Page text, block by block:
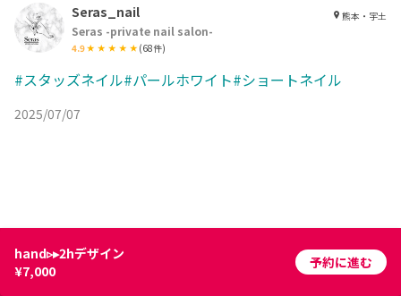
Seras_nail
Seras -private nail salon-
4.9 (68件)
熊本・宇土
#スタッズネイル#パールホワイト#ショートネイル
2025/07/07
hand▹▸2hデザイン
¥7,000
予約に進む